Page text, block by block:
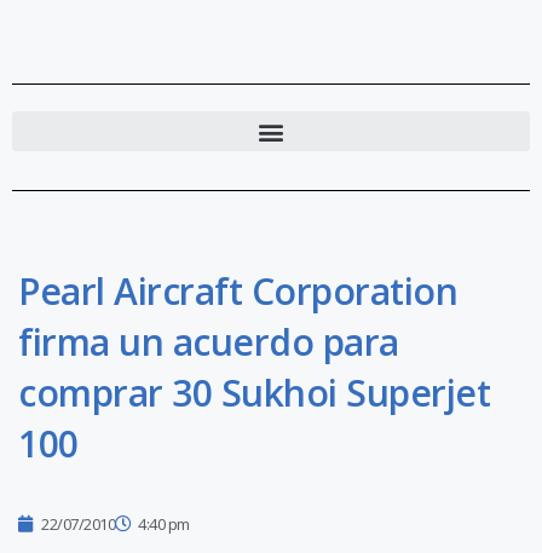
Pearl Aircraft Corporation
firma un acuerdo para
comprar 30 Sukhoi Superjet
100
22/07/2010 4:40 pm